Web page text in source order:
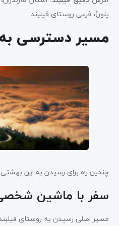
پلور)، فرعی روستای فیلبند.
مسیر دسترسی به
چندین راه برای رسیدن به این
سفر با ماشین
مسیر اصلی رسیدن به روستای فیلبند